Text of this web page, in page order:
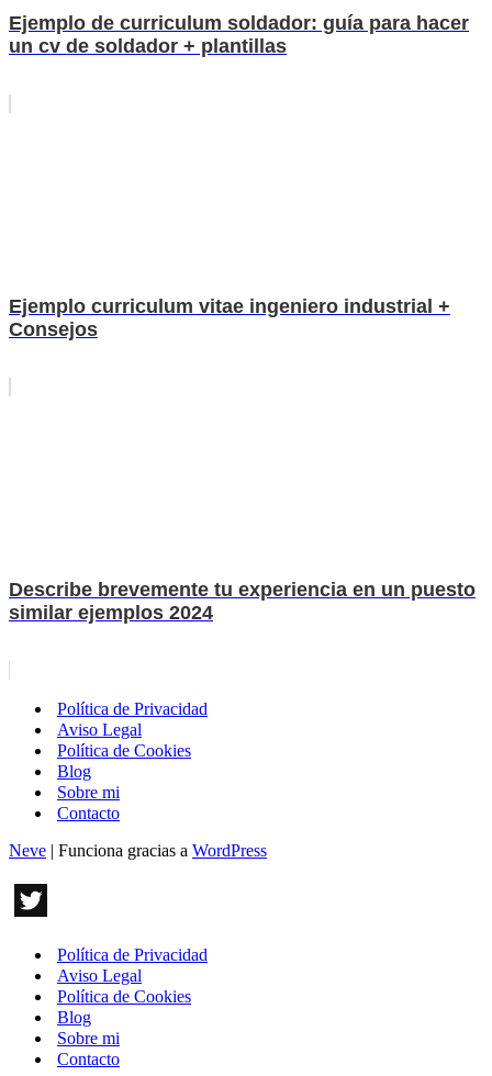
Ejemplo de curriculum soldador: guía para hacer
un cv de soldador + plantillas
Ejemplo curriculum vitae ingeniero industrial +
Consejos
Describe brevemente tu experiencia en un puesto
similar ejemplos 2024
Política de Privacidad
Aviso Legal
Política de Cookies
Blog
Sobre mi
Contacto
Neve | Funciona gracias a WordPress
Política de Privacidad
Aviso Legal
Política de Cookies
Blog
Sobre mi
Contacto